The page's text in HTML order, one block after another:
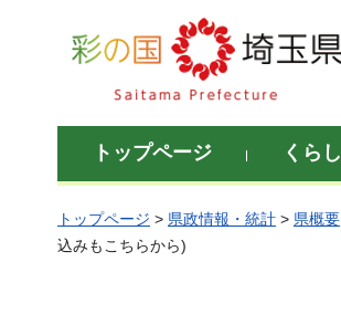
彩の国 埼玉県
トップページ くら
トップページ > 県政情報・統計 > 県概要
込みもこちらから)